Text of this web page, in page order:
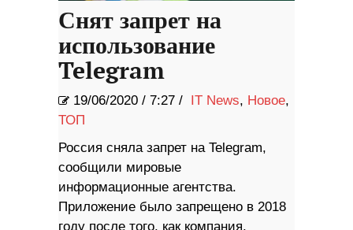
Снят запрет на
использование
Telegram
19/06/2020 / 7:27 / IT News, Новое,
ТОП
Россия сняла запрет на Telegram,
сообщили мировые
информационные агентства.
Приложение было запрещено в 2018
году после того, как компания,